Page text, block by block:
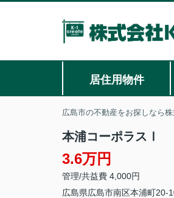
居住用物件
広島市の不動産をお探しなら
本浦コーポラスⅠ
3.6万円
管理/共益費 4,000円
広島県広島市南区本浦町20-